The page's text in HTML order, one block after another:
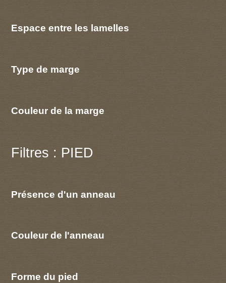
Espace entre les lamelles
Type de marge
Couleur de la marge
Filtres : PIED
Présence d'un anneau
Couleur de l'anneau
Forme du pied